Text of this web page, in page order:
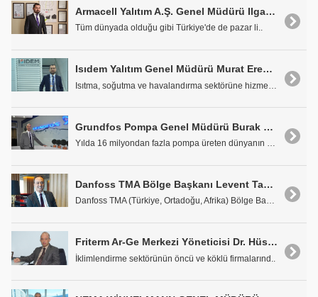
Armacell Yalıtım A.Ş. Genel Müdürü Ilgaz Dalkılıç: 'Fark Yaratıyoruz'
Tüm dünyada olduğu gibi Türkiye'de de pazar li..
Isıdem Yalıtım Genel Müdürü Murat Erenoğlu: 2018'de de Hedefimiz Üretimimizin Yüzde 50'sini İhraç Etmek
Grundfos Pompa Genel Müdürü Burak Gürkan: Grundfos'un Türkiye'den Beklentileri Büyük
Yılda 16 milyondan fazla pompa üreten dünyanın öne..
Danfoss TMA Bölge Başkanı Levent Taşkın: Enerji Verimliliği ve Sürdürülebilir Bir Çevre İçin En İyi Çözüm Bölgesel Isıtma
Danfoss TMA (Türkiye, Ortadoğu, Afrika) Bölge Başk..
Friterm Ar-Ge Merkezi Yöneticisi Dr. Hüseyin Onbaşıoğlu: "Tamamen Kendimize Ait Özgün Yazılımlarımızla Ar-Ge'de Fark Yaratıyoruz"
İklimlendirme sektörünün öncü ve köklü firmalarınd..